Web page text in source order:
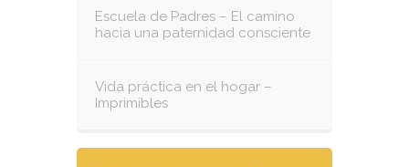
Escuela de Padres – El camino
hacia una paternidad consciente
Vida práctica en el hogar –
Imprimibles